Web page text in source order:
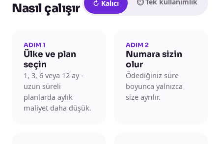
Nasıl çalışır ↻ Kalıcı
ADIM 1
Ülke ve plan
seçin
1, 3, 6 veya 12 ay -
uzun süreli
planlarda aylık
maliyet daha düşük.
ADIM 2
Numara sizin
olur
Ödediğiniz süre
boyunca yalnızca
size ayrılır.